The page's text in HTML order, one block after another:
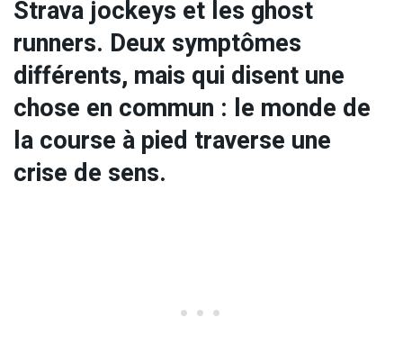
Strava jockeys et les ghost
runners. Deux symptômes
différents, mais qui disent une
chose en commun : le monde de
la course à pied traverse une
crise de sens.